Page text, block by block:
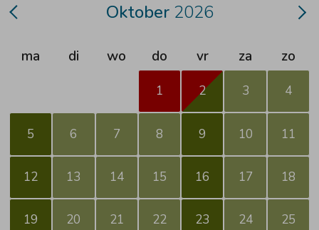
Oktober 2026
ma di wo do vr za zo
1 2 3 4
5 6 7 8 9 10 11
12 13 14 15 16 17 18
19 20 21 22 23 24 25